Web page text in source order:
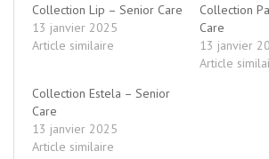
Collection Lip – Senior Care
13 janvier 2025
Article similaire
Collection
Care
13 janvier
Article
Collection Estela – Senior
Care
13 janvier 2025
Article similaire